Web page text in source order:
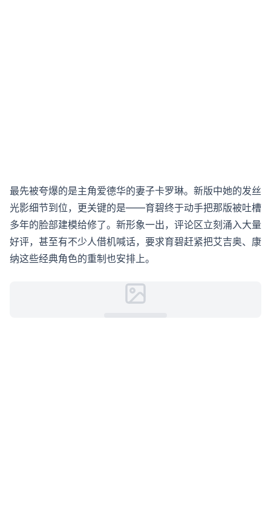
最先被夸爆的是主角爱德华的妻子卡罗琳。新版中她的发丝
光影细节到位，更关键的是——育碧终于动手把那版被吐槽
多年的脸部建模给修了。新形象一出，评论区立刻涌入大量
好评，甚至有不少人借机喊话，要求育碧赶紧把艾吉奥、康
纳这些经典角色的重制也安排上。